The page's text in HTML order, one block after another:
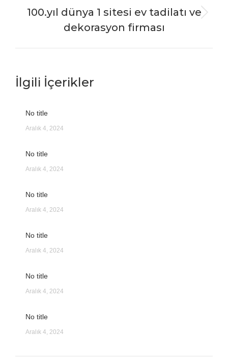
Sonraki
Yazı:
100.yıl dünya 1 sitesi ev tadilatı ve
dekorasyon firması
İlgili İçerikler
No title
Aralık 4, 2024
No title
Aralık 4, 2024
No title
Aralık 4, 2024
No title
Aralık 4, 2024
No title
Aralık 4, 2024
No title
Aralık 4, 2024